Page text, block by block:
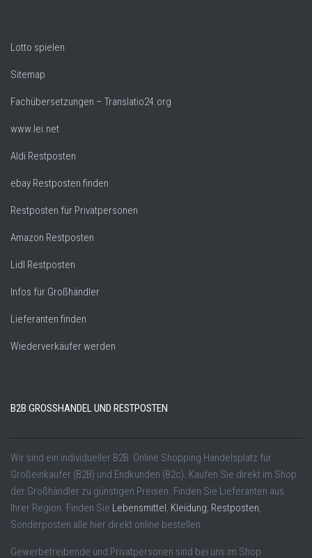
Lotto spielen
Sitemap
Fachübersetzungen – Translatio24.org
www.lei.net
Aldi Restposten
ebay Restposten finden
Restposten für Privatpersonen
Amazon Restposten
Lidl Restposten
Infos für Großhändler
Lieferanten finden
Wiederverkäufer werden
B2B GROSSHANDEL UND RESTPOSTEN
Wir sind ein individueller B2B Online Shopping Handelsplatz für
Großeinkäufer (B2B) und Endkunden (B2c). Kaufen Sie direkt im Shop
der Großhändler zu günstigen Preisen. Finden Sie Lieferanten aus
Ihrer Region. Finden Sie Lebensmittel , Kleidung, Restposten,
Sonderposten alle hier direkt online bestellen.
Gewerbetreibende und Privatpersonen sind bei uns im Shop